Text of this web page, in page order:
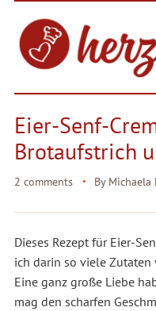
Eier-Senf-
Brotaufstrich
2 comments By Michaela
Dieses Rezept für Eier-
ich darin so viele Zutaten
Eine ganz große Liebe
mag den scharfen